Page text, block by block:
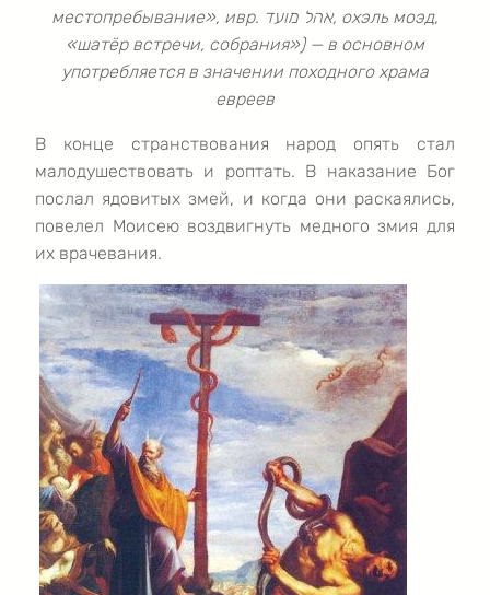
местопребывание», ивр. אהל מועד‎, охэль моэд,
«шатёр встречи, собрания») — в основном
употребляется в значении походного храма
евреев
В конце странствования народ опять стал
малодушествовать и роптать. В наказание Бог
послал ядовитых змей, и когда они раскаялись,
повелел Моисею воздвигнуть медного змия для
их врачевания.